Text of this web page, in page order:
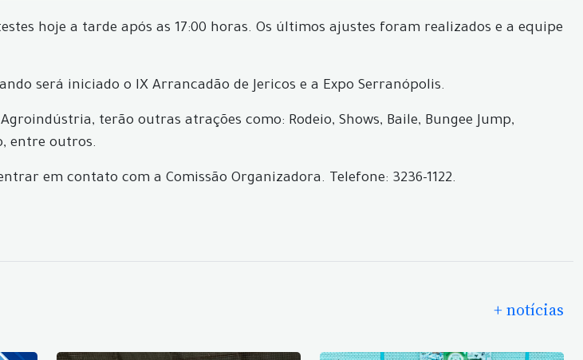
hoje a tarde após as 17:00 horas. Os últimos ajustes foram realizados e a equipe
será iniciado o IX Arrancadão de Jericos e a Expo Serranópolis.
terão outras atrações como: Rodeio, Shows, Baile, Bungee Jump,
entre outros.
em contato com a Comissão Organizadora. Telefone: 3236-1122.
+ notícias